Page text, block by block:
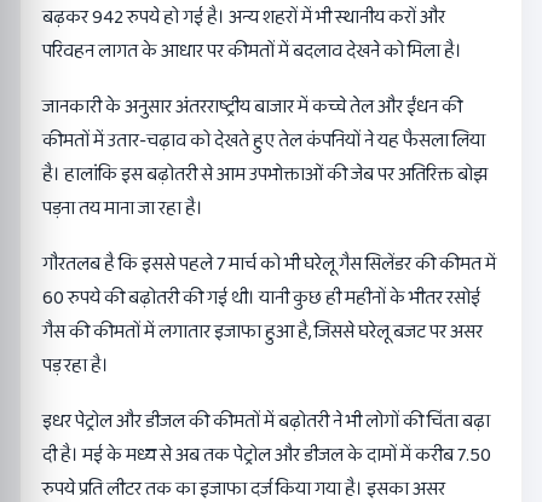
बढ़कर 942 रुपये हो गई है। अन्य शहरों में भी स्थानीय करों और
परिवहन लागत के आधार पर कीमतों में बदलाव देखने को मिला है।
जानकारी के अनुसार अंतरराष्ट्रीय बाजार में कच्चे तेल और ईंधन की
कीमतों में उतार-चढ़ाव को देखते हुए तेल कंपनियों ने यह फैसला लिया
है। हालांकि इस बढ़ोतरी से आम उपभोक्ताओं की जेब पर अतिरिक्त बोझ
पड़ना तय माना जा रहा है।
गौरतलब है कि इससे पहले 7 मार्च को भी घरेलू गैस सिलेंडर की कीमत में
60 रुपये की बढ़ोतरी की गई थी। यानी कुछ ही महीनों के भीतर रसोई
गैस की कीमतों में लगातार इजाफा हुआ है, जिससे घरेलू बजट पर असर
पड़ रहा है।
इधर पेट्रोल और डीजल की कीमतों में बढ़ोतरी ने भी लोगों की चिंता बढ़ा
दी है। मई के मध्य से अब तक पेट्रोल और डीजल के दामों में करीब 7.50
रुपये प्रति लीटर तक का इजाफा दर्ज किया गया है। इसका असर